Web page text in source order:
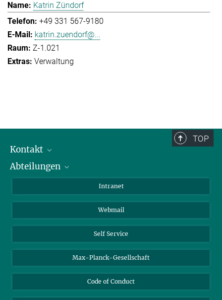
Katrin Zündorf
+49 331 567-9180
katrin.zuendorf@...
Z-1.021
Verwaltung
TOP
Kontakt
Mitarbeiterverzeichnis
Abteilungen
Biomolekulare Systeme
Kolloidchemie
Nachhaltige und Bio-inspirierte Materialien
Intranet
Webmail
Self Service
Max-Planck-Gesellschaft
Code of Conduct